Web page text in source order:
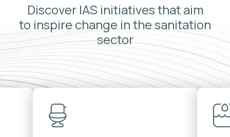
Discover IAS initiatives that aim
to inspire change in the sanitation
sector